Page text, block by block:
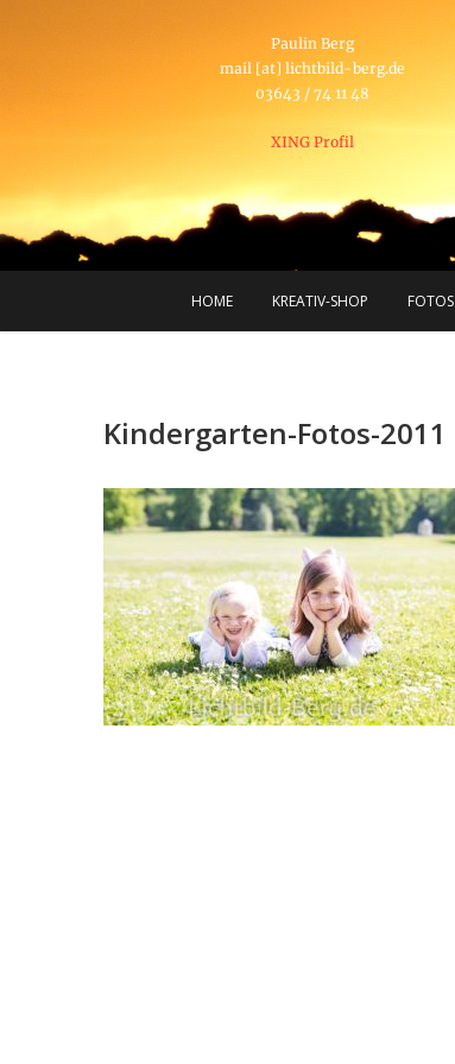
Paulin Berg
mail [at] lichtbild-berg.de
03643 / 74 11 48
XING Profil
HOME KREATIV-SHOP FOTOS
Kindergarten-Fotos-2011